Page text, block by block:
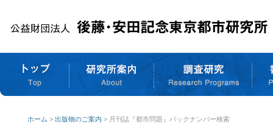
ホーム > 出版物のご案内 > 月刊誌『都市問題』バックナンバー検索